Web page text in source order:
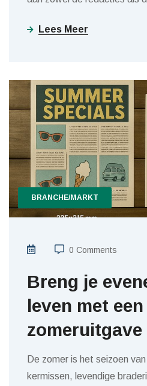
Lees Meer
BRANCHE/MARKT
0 Comments
Breng je
leven met
zomeruitgave
De zomer is het seizoen
kermissen, levendige